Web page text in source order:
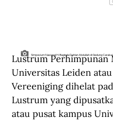
Simposium Nasional H. Baginda Dahlan Abdullah di Gedung
Lustrum
Universitas Leiden
Vereeniging dihelat
Lustrum yang
atau pusat kampus